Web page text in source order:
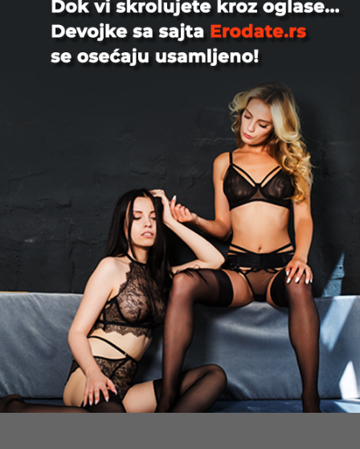
naveden na sajtu;
Sve naknade i troškovi su nepovratni, a
za delimično korišćene plaćene usluge
(uključujući delimično korišćene periode
pretplate) novac se ne vraća niti se
dodeljuju krediti, osim u slučajevima koji
su izričito navedeni u ovim uslovima i
pravilima, ili kada to zahteva važeći
Sve cene navedene u našim uslugama
mogu biti promenjene bez prethodnog
Unosom svojih podataka o plaćanju,
uključujući broj kreditne kartice, nama ili
našim ovlašćenim obrađivačima
plaćanja, ovlašćujete nas ili naše
obrađivače plaćanja da sačuvamo vaše
podatke o plaćanju i druge povezane
informacije;